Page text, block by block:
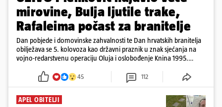
mirovine, Bulja ljutile trake,
Rafaleima počast za branitelje
Dan pobjede i domovinske zahvalnosti te Dan hrvatskih branitelja
obilježava se 5. kolovoza kao državni praznik u znak sjećanja na
vojno-redarstvenu operaciju Oluja i oslobođenje Knina 1995.
45 112
APEL OBITELJI